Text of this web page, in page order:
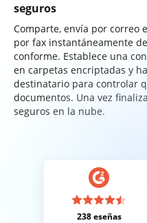
seguros
Comparte, envía por correo
por fax instantáneamente
conforme. Establece una
en carpetas encriptadas y
destinatario para controlar
documentos. Una vez
seguros en la nube.
238 eseñas